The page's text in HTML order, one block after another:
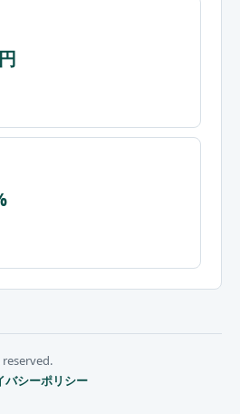
バシーポリシー